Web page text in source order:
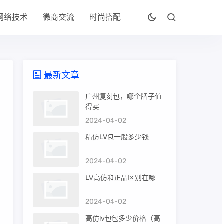
络技术 微商交流 时尚搭配
最新文章
广州复刻包，哪个牌子值
得买
2024-04-02
精仿LV包一般多少钱
2024-04-02
LV高仿和正品区别在哪
2024-04-02
高仿lv包包多少价格（高